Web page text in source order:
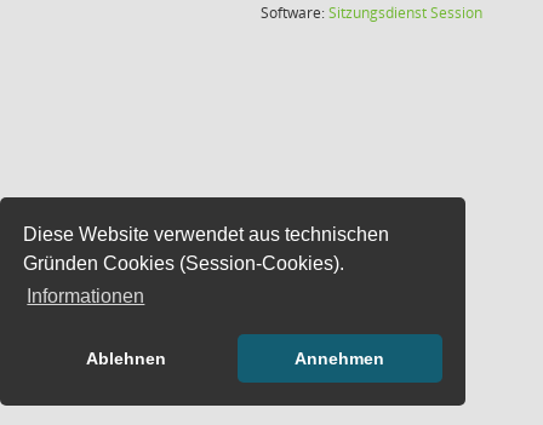
Diese Website verwendet aus technischen
Gründen Cookies (Session-Cookies).
Informationen
Ablehnen Annehmen
Software:SitzungsdienstSession(Wird in